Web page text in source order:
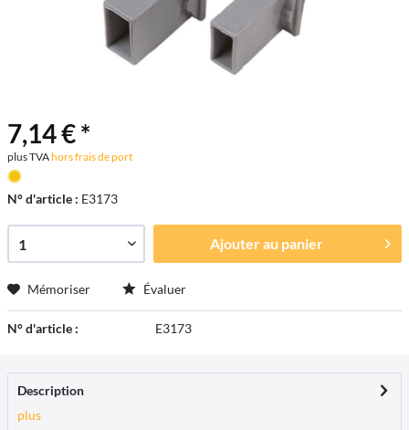
7,14 € *
plus TVAhors frais de port
N° d'article : E3173
Ajouter au panier
Mémoriser Évaluer
N° d'article : E3173
Description
plus